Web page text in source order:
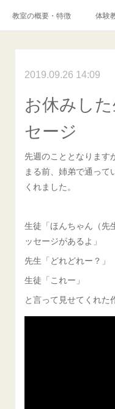
教室の概要・特徴 体験
港南台プログラミング教室コン
保護者様からの声 メデ
Instagram Facebook
2019.09.26 14:09
お休みし
セージ
先週のこととなりま
まる前、姉弟で通って
くれました。
生徒「ほんちゃん（先
ッセージがあるよ」
先生「どれどれー？」
生徒「これー」
と言って見せてくれた